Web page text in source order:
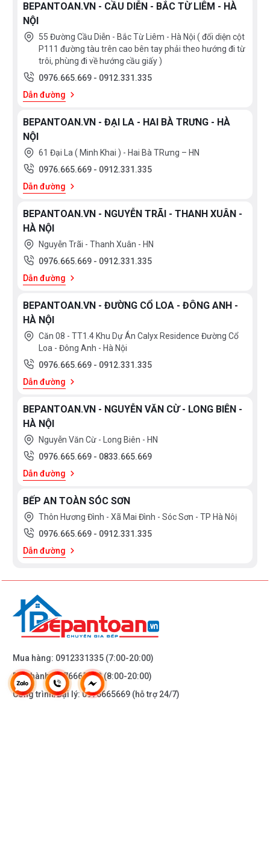
BEPANTOAN.VN - CẦU DIỄN - BẮC TỪ LIÊM - HÀ
NỘI
55 Đường Cầu Diễn - Bắc Từ Liêm - Hà Nội ( đối diện cột
P111 đường tàu trên cao bên tay phải theo hướng đi từ
trôi, phùng đi về hướng cầu giấy )
0976.665.669 - 0912.331.335
Dẫn đường
BEPANTOAN.VN - ĐẠI LA - HAI BÀ TRƯNG - HÀ
NỘI
61 Đại La ( Minh Khai ) - Hai Bà TRưng – HN
0976.665.669 - 0912.331.335
Dẫn đường
BEPANTOAN.VN - NGUYỄN TRÃI - THANH XUÂN -
HÀ NỘI
Nguyễn Trãi - Thanh Xuân - HN
0976.665.669 - 0912.331.335
Dẫn đường
BEPANTOAN.VN - ĐƯỜNG CỔ LOA - ĐÔNG ANH -
HÀ NỘI
Căn 08 - TT1.4 Khu Dự Án Calyx Residence Đường Cổ
Loa - Đông Anh - Hà Nội
0976.665.669 - 0912.331.335
Dẫn đường
BEPANTOAN.VN - NGUYỄN VĂN CỪ - LONG BIÊN -
HÀ NỘI
Nguyễn Văn Cừ - Long Biên - HN
0976.665.669 - 0833.665.669
Dẫn đường
BẾP AN TOÀN SÓC SƠN
Thôn Hương Đình - Xã Mai Đình - Sóc Sơn - TP Hà Nôị
0976.665.669 - 0912.331.335
Dẫn đường
Mua hàng: 0912331335 (7:00-20:00)
Bảo hành:0976665669(8:00-20:00)
Công trình/Đại lý:0976665669 (hỗ trợ 24/7)